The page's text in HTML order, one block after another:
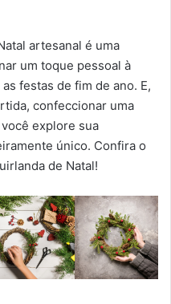
artesanal é uma
um toque pessoal à
festas de fim de ano. E,
confeccionar uma
explore sua
único. Confira o
de Natal!